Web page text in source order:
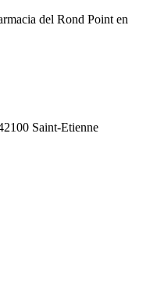
del Rond Point en
Saint-Etienne